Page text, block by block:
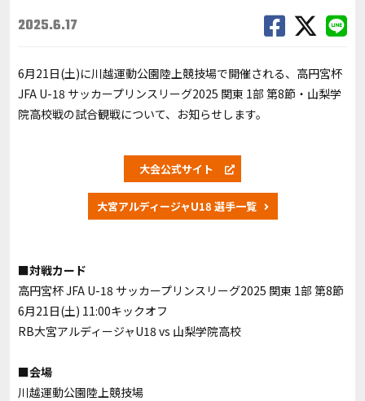
2025.6.17
6月21日(土)に川越運動公園陸上競技場で開催される、 高円宮杯
JFA U-18 サッカープリンスリーグ2025 関東 1部 第8節・山梨学
院高校戦の試合観戦について、お知らせします。
大会公式サイト
大宮アルディージャU18 選手一覧
■対戦カード
高円宮杯 JFA U-18 サッカープリンスリーグ2025 関東 1部 第8節
6月21日(土) 11:00キックオフ
RB大宮アルディージャU18 vs 山梨学院高校
■会場
川越運動公園陸上競技場